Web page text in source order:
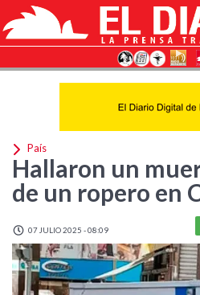
País
Hallaron un
de un ropero en
07 JULIO 2025 - 08:09